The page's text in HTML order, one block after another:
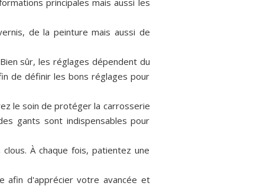
de la peinture mais aussi de
sûr, les réglages dépendent du
de définir les bons réglages pour
le soin de protéger la carrosserie
gants sont indispensables pour
À chaque fois, patientez une
afin d'apprécier votre avancée et